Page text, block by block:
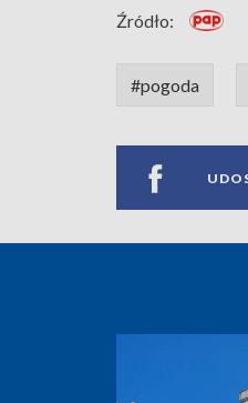
Źródło:
#pogoda